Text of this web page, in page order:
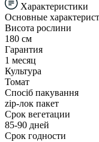
Характеристики
Основные
Висота рослини
180 см
Гарантия
1 месяц
Культура
Томат
Спосіб пакування
zip-лок пакет
Срок вегетации
85-90 дней
Срок годности